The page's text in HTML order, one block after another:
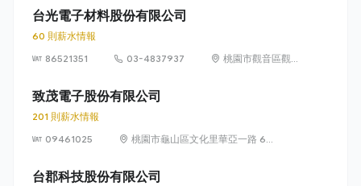
台光電子材料股份有限公司
60 則薪水情報
86521351
03-4837937
桃園市觀音區觀音
致茂電子股份有限公司
201 則薪水情報
09461025
桃園市龜山區文化里華亞一路 66
台郡科技股份有限公司